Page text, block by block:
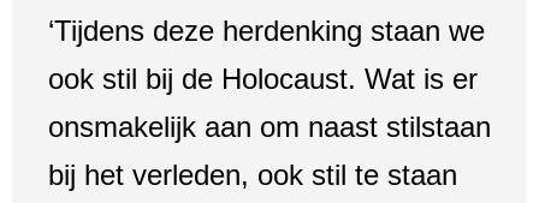
‘Tijdens deze herdenking staan we
ook stil bij de Holocaust. Wat is er
onsmakelijk aan om naast stilstaan
bij het verleden, ook stil te staan